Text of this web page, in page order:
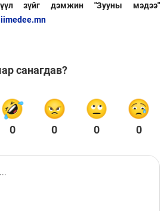
зүйг дэмжин "Зууны мэдээ"
санагдав?
0 0 0 0